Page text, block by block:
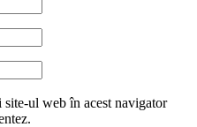
ul web în acest navigator